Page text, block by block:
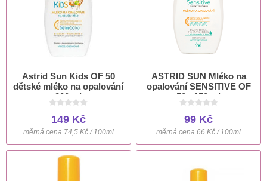
Astrid Sun Kids OF 50
dětské mléko na opalování
200 ml
149 Kč
měrná cena 74,5 Kč / 100ml
ASTRID SUN Mléko na
opalování SENSITIVE OF
50+ 150 ml
99 Kč
měrná cena 66 Kč / 100ml